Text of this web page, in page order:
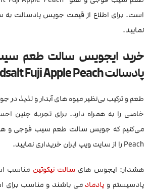
است. برای اطلاع از قیمت جویس پادسالت به
نمایید.
خرید ایجویس سالت طعم
پادسالت Podsalt Fuji Apple Peach
طعم و ترکیب بی‌نظیر میوه های آبدار و لذیذ در
خاصی را به همراه دارد. برای تجربه چنین
Peach را از سایت ویپ ایران خریداری نمایید.
هشدار: ایجوس های سالت نیکوتین مناسب
پادسیستم و پادماد می باشند و مناسب برای